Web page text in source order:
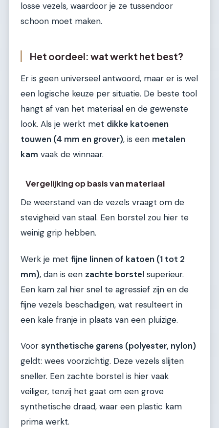
losse vezels, waardoor je ze tussendoor
schoon moet maken.
Het oordeel: wat werkt het best?
Er is geen universeel antwoord, maar er is wel
een logische keuze per situatie. De beste tool
hangt af van het materiaal en de gewenste
look. Als je werkt met dikke katoenen
touwen (4 mm en grover), is een metalen
kam vaak de winnaar.
Vergelijking op basis van materiaal
De weerstand van de vezels vraagt om de
stevigheid van staal. Een borstel zou hier te
weinig grip hebben.
Werk je met fijne linnen of katoen (1 tot 2
mm), dan is een zachte borstel superieur.
Een kam zal hier snel te agressief zijn en de
fijne vezels beschadigen, wat resulteert in
een kale franje in plaats van een pluizige.
Voor synthetische garens (polyester, nylon)
geldt: wees voorzichtig. Deze vezels slijten
sneller. Een zachte borstel is hier vaak
veiliger, tenzij het gaat om een grove
synthetische draad, waar een plastic kam
prima werkt.